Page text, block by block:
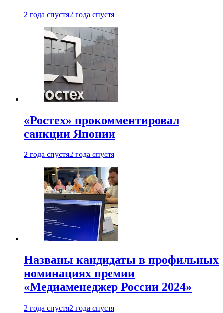
2 года спустя2 года спустя
«Ростех» прокомментировал
санкции Японии
2 года спустя2 года спустя
Названы кандидаты в профильных
номинациях премии
«Медиаменеджер России 2024»
2 года спустя2 года спустя